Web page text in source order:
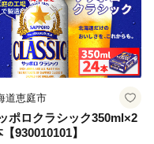
道恵庭市
ポロクラシック350ml×2
930010101】